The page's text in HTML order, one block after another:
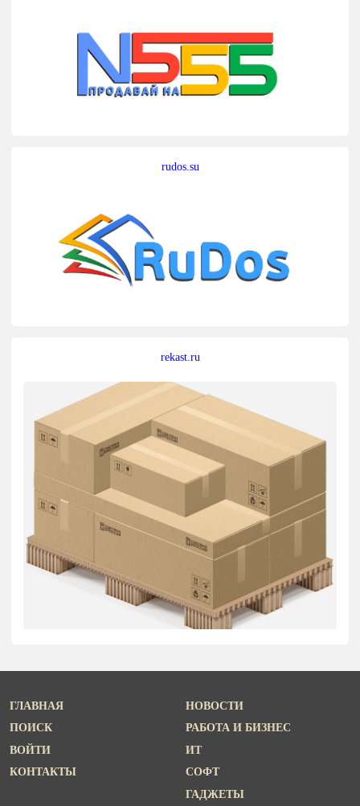
rudos.su
rekast.ru
ГЛАВНАЯ
ПОИСК
ВОЙТИ
КОНТАКТЫ
НОВОСТИ
РАБОТА И БИЗНЕС
ИТ
СОФТ
ГАДЖЕТЫ